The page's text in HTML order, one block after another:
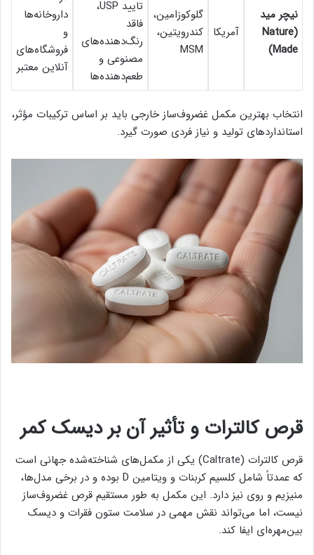
نیچر مید
(Nature
Made)
آمریکا
گلوکوزامین،
کندرویتین،
MSM
تایید USP،
فاقد
رنگ‌دهنده‌های
مصنوعی و
طعم‌دهنده‌ها
داروخانه‌ها
و
فروشگاه‌های
آنلاین معتبر
انتخاب بهترین مکمل غضروف‌ساز خارجی باید بر اساس ترکیبات مؤثر،
استانداردهای تولید و نیاز فردی صورت گیرد.
قرص کالترات و تأثیر آن بر دیسک کمر
قرص کالترات (Caltrate) یکی از مکمل‌های شناخته‌شده جهانی است
که عمدتاً شامل کلسیم کربنات و ویتامین D بوده و در برخی مدل‌ها،
منیزیم و روی نیز دارد. این مکمل به طور مستقیم قرص غضروف‌‌ساز
نیست، اما می‌تواند نقش مهمی در سلامت ستون فقرات و دیسک
بین‌مهره‌ای ایفا کند.